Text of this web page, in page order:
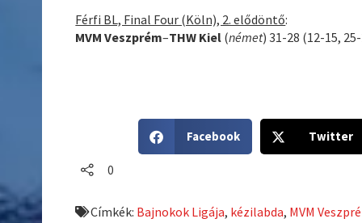
Férfi BL, Final Four (Köln), 2. elődöntő:
MVM Veszprém–THW Kiel (német) 31-28 (12-15,
h
o
Facebook
h
o
Twitter
0
Címkék: Bajnokok Ligája, kézilabda, MVM